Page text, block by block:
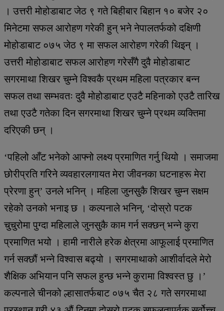
। उत्तरी मोहोडाबाट जेठ ९ गते बिहीबार बिहान १० बजेर २०
मिनेटमा सफल आरोहण गरेकी हुन् भने नेपालतर्फको दक्षिणी
मोहोडाबाट ०७५ जेठ ९ मा सफल आरोहण गरेकी थिइन् ।
उत्तरी मोहोडाबाट सफल आरोहण गरेसँगै दुवै मोहोडाबाट
सगरमाथा शिखर चुम्ने विश्वकै प्रथम महिला पत्रकार बन्न
सफल तथा सम्भवतः दुवै मोहोडाबाट एउटै महिनाको एउटै तारिख
तथा एउटै गतेका दिन सगरमाथा शिखर चुम्ने प्रथम व्यक्तिमा
दरिएकी छन् ।
‘पहिलो आँट भनेको आफ्नो लक्ष्य प्रमाणित गर्नु थियो । समाजमा
छोरीप्रति गरिने व्यवहारलगायत मेरा जीवनका घटनाहरू मेरा
प्रेरणा हुन्’ उनले भनिन् । महिला जुनसुकै शिखर चुम्न सक्षम
रहेको उनको भनाइ छ । कल्पनाले भनिन्, ‘दोस्रो पटक
चुचुरोमा पुग्दा महिलाले जुनसुकै काम गर्न सक्छन् भन्ने कुरा
प्रमाणित भयो । हामी नारीले हरेक क्षेत्रमा आफूलाई प्रमाणित
गर्न सक्छौं भन्ने विश्वास बढ्यो । सगरमाथाको आशीर्वादले मेरो
शैक्षिक अभियान पनि सफल हुन्छ भन्ने कुरामा विश्वस्त छु ।’
कल्पनाले चीनको ल्हासातर्फबाट ०७५ चैत २८ गते सगरमाथा